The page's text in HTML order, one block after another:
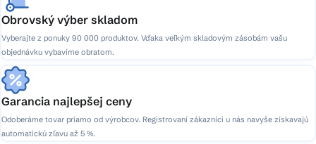
Obrovský výber skladom
Vyberajte z ponuky 90 000 produktov. Vďaka veľkým skladovým zásobám vašu
objednávku vybavíme obratom.
Garancia najlepšej ceny
Odoberáme tovar priamo od výrobcov. Registrovaní zákazníci u nás navyše získavajú
automatickú zľavu až 5 %.